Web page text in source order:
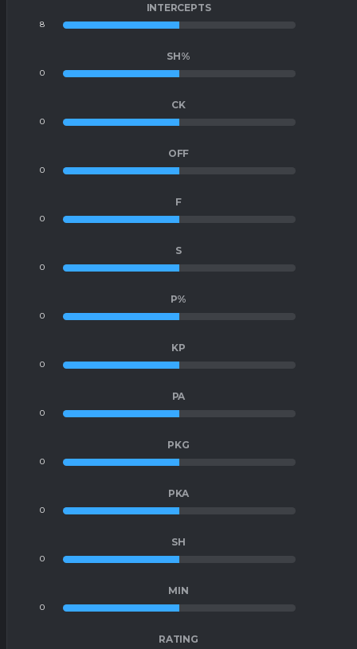
INTERCEPTS
8
SH%
0
CK
0
OFF
0
F
0
S
0
P%
0
KP
0
PA
0
PKG
0
PKA
0
SH
0
MIN
0
RATING